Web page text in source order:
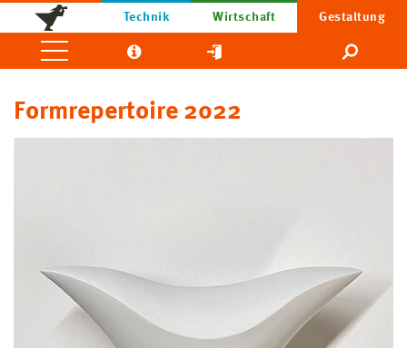
Technik Wirtschaft Gestaltung
Formrepertoire 2022